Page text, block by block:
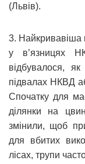
(Львів).
3. Найкривавіша
у в’язницях
відбувалося,
підвалах НКВД
Спочатку для
ділянки на
змінили, щоб
для вбитих
лісах, трупи